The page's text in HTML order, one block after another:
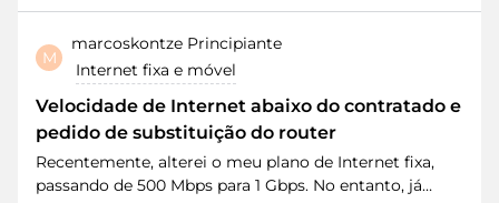
adicionais cobrados.No dia em que contratei este
pacote, fui absolutamente clara ao informar que não
pretendia qualquer serviço adicional, conteúdos
premium, subscrições ou qualquer outro custo para
além do valor mensal contratado. Essa foi uma
condição essencial para a celebração do contrato e foi
aceite pela MEO.O meu contrato prevê um valor
mensal fixo, que inclui os serviços contratados e os
dois cartões móveis associados ao pacote. Em
M
marcoskontze Principiante
Internet fixa e móvel
Velocidade de Internet abaixo do contratado e
pedido de substituição do router
Recentemente, alterei o meu plano de Internet fixa,
passando de 500 Mbps para 1 Gbps. No entanto, já